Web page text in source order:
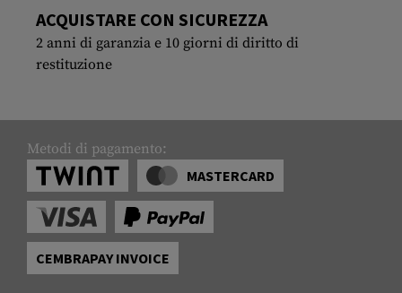
ACQUISTARE CON SICUREZZA
2 anni di garanzia e 10 giorni di diritto di
restituzione
Metodi di pagamento:
MASTERCARD
CEMBRAPAY INVOICE